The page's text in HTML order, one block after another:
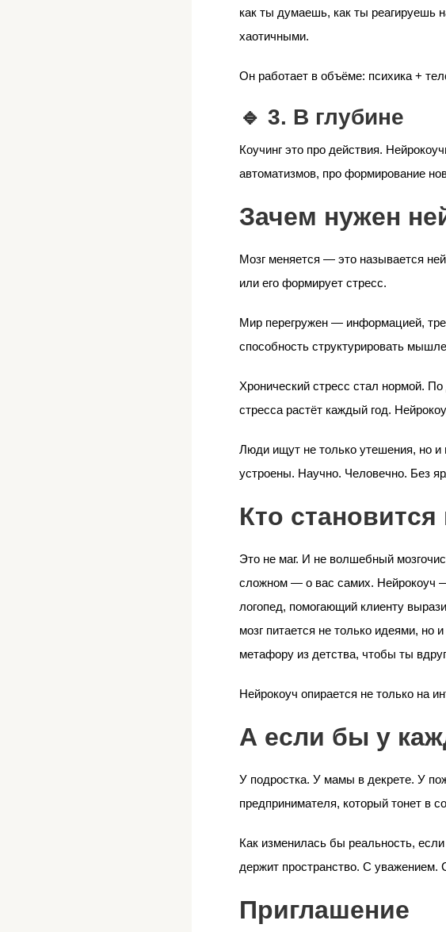
как ты думаешь, как ты реагируешь
хаотичными.
Он работает в объёме: психика +
🔹 3. В глубине
Коучинг это про действия.
автоматизмов, про формирование
Зачем нужен
Мозг меняется — это называется
или его формирует стресс.
Мир перегружен — информацией,
способность структурировать
Хронический стресс стал нормой.
стресса растёт каждый год.
Люди ищут не только утешения, но и
устроены. Научно. Человечно. Без
Кто
Это не маг. И не волшебный
сложном — о вас самих. Нейрокоуч
логопед, помогающий клиенту
мозг питается не только идеями,
метафору из детства, чтобы ты
Нейрокоуч опирается не только на
А если бы у
У подростка. У мамы в декрете. У
предпринимателя, который тонет в
Как изменилась бы реальность,
держит пространство. С
Приглашение